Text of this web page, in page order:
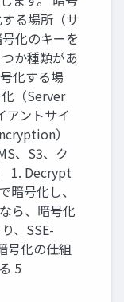
る場所（サ
化のキーを
か種類があ
化する場
（Server
ントサイ
）
、S3、ク
1. Decrypt
暗号化し、
ら、暗号化
、SSE-
号化の仕組
5